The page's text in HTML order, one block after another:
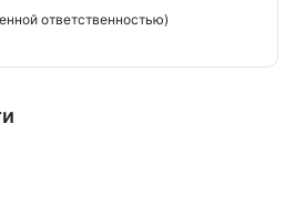
ответственностью)